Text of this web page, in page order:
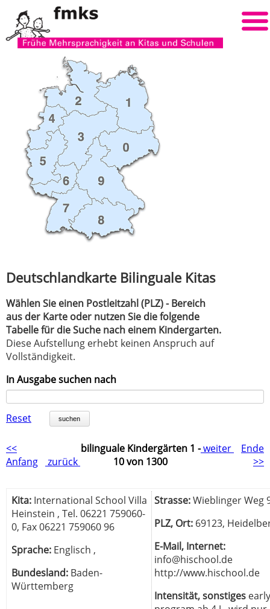
Deutschlandkarte Bilinguale Kitas
Wählen Sie einen Postleitzahl (PLZ) - Bereich
aus der Karte oder nutzen Sie die folgende
Tabelle für die Suche nach einem Kindergarten.
Diese Aufstellung erhebt keinen Anspruch auf
Vollständigkeit.
In Ausgabe suchen nach
Reset suchen
<<
Anfang
zurück
bilinguale Kindergärten 1 -
10 von 1300
weiter
Ende
>>
Kita: International School Villa
Heinstein , Tel. 06221 759060-
0, Fax 06221 759060 96
Sprache: Englisch ,
Bundesland: Baden-
Württemberg
Strasse:Wieblinger Weg
PLZ, Ort: 69123,
E-Mail, Internet:
info@hischool.de
http://www.hischool.de
Intensität, sonstiges